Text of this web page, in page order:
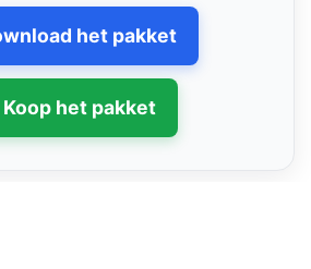
het pakket
Koop het pakket